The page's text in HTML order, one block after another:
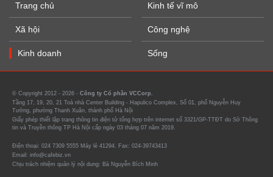
Trang chủ
Xã hội
Kinh doanh
Kinh tế vĩ mô
Công nghệ
Sống
© Copyright 2012 - 2026 - Công ty Cổ phần VCCorp.
Tầng 17, 19, 20, 21 Toà nhà Center Building - Hapulico Complex, Số 01, phố Nguyễn Huy
Tưởng, phường Thanh Xuân, thành phố Hà Nội
Giấy phép thiết lập trang thông tin điện tử tổng hợp trên internet số 3321/GP-TTĐT do Sở Thông
tin và Truyền thông TP Hà Nội cấp ngày 03 tháng 07 năm 2019.
Điện thoại: 024 7309 5555 Máy lẻ 41294. Fax: 024-39743413
Email: info@cafebiz.vn
Chịu trách nhiệm quản lý nội dung: Bà Nguyễn Bích Minh